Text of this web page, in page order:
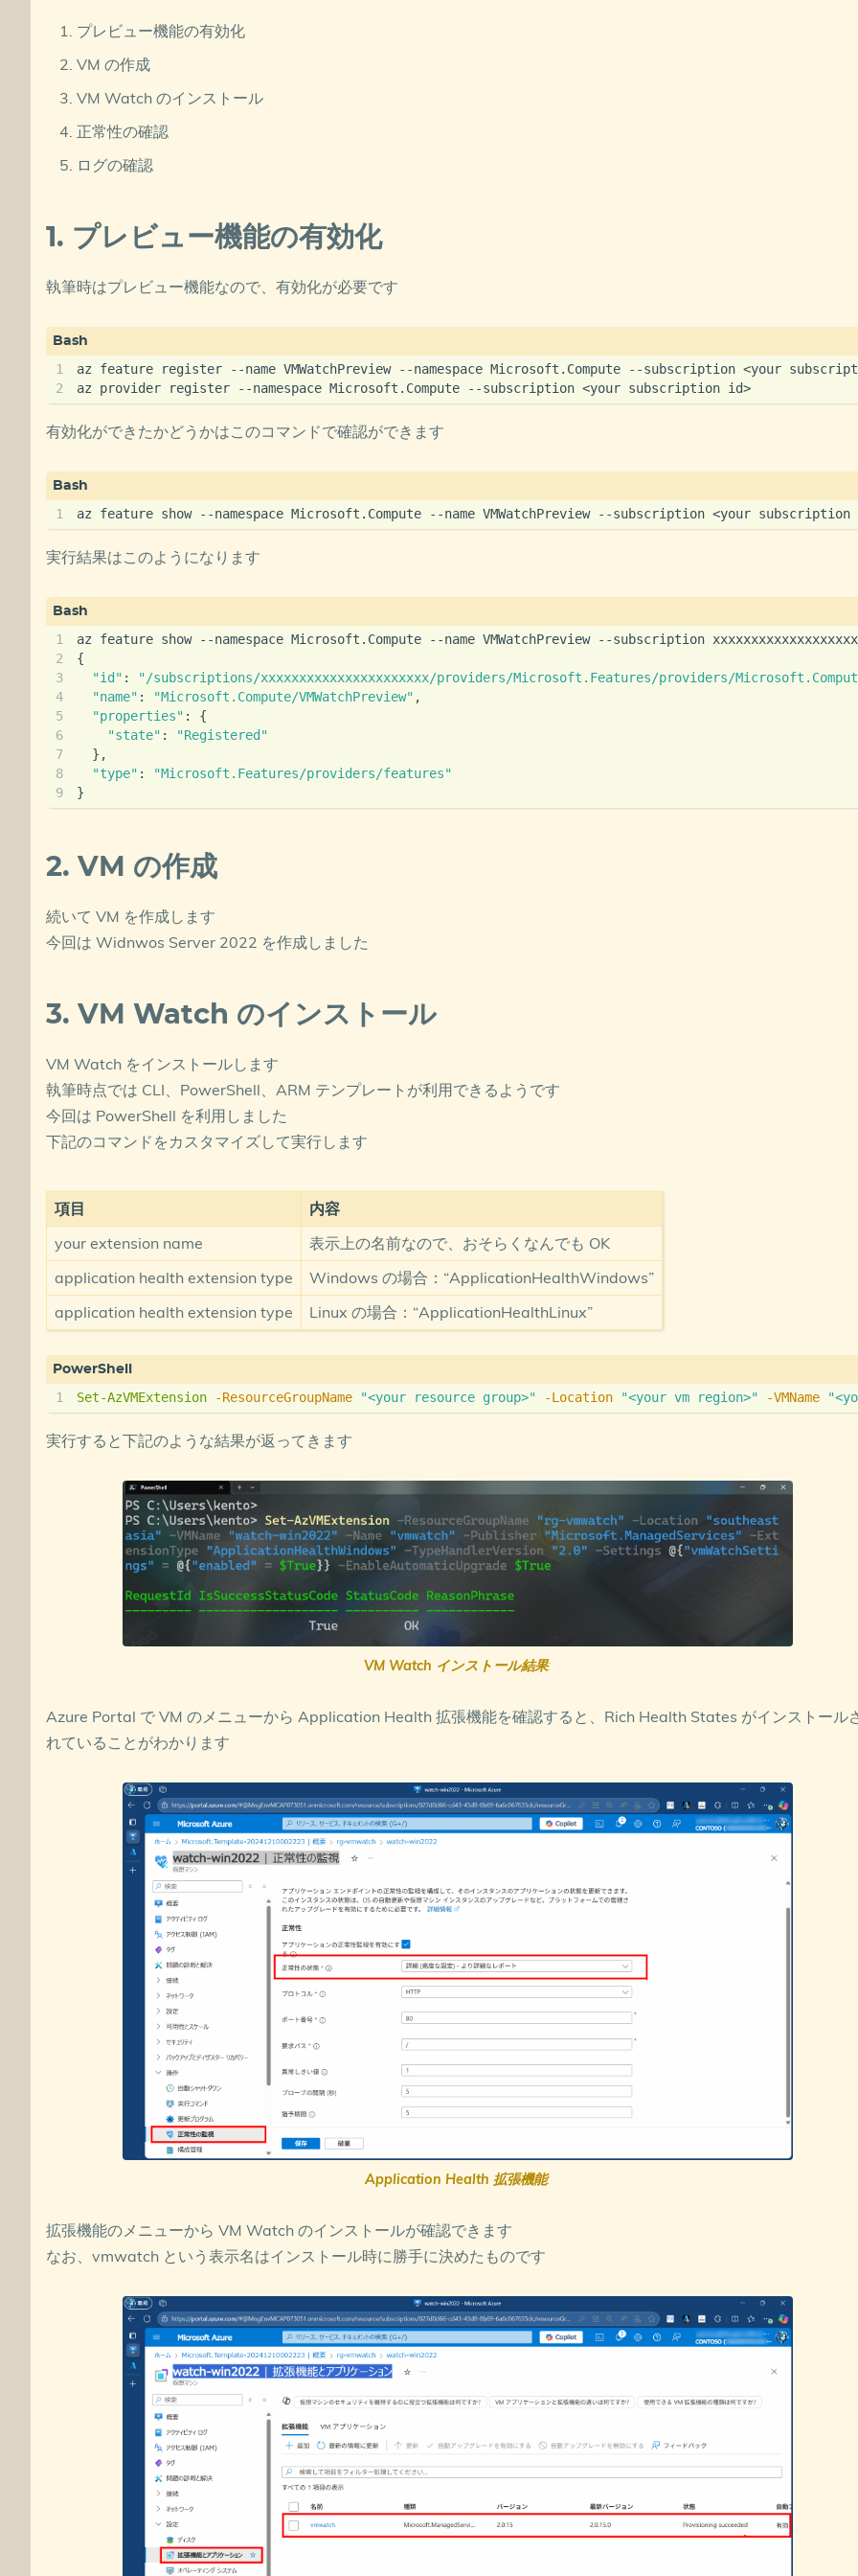
プレビュー機能の有効化
VM の作成
VM Watch のインストール
正常性の確認
ログの確認
1. プレビュー機能の有効化
執筆時はプレビュー機能なので、有効化が必要です
有効化ができたかどうかはこのコマンドで確認ができます
実行結果はこのようになります
4
6
7
8
9
{
"id" : "/subscriptions/xxxxxxxxxxxxxxxxxxxxxx/providers/Microsoft.Features/providers/
"name" : "Microsoft.Compute/VMWatchPreview"
"properties" : {
"state" :
"Registered"
}
"type" :
"Microsoft.Features/providers/features"
}
2. VM の作成
続いて VM を作成します
今回は Widnwos Server 2022 を作成しました
3. VM Watch のインストール
VM Watch をインストールします
執筆時点では CLI、PowerShell、ARM テンプレートが利用できるようです
今回は PowerShell を利用しました
下記のコマンドをカスタマイズして実行します
項目
内容
your extension name
表示上の名前なので、おそらくなんでも OK
application health extension type
Windows の場合：“ApplicationHealthWindows”
application health extension type
Linux の場合：“ApplicationHealthLinux”
Set-AzVMExtension -ResourceGroupName "<your resource group>" -Location "<your vm region>" -VMName
実行すると下記のような結果が返ってきます
VM Watch インストール結果:
Azure Portal で VM のメニューから Application Health 拡張機能を確認すると、Rich Health States がインストール
れていることがわかります
Application Health 拡張機能:
拡張機能のメニューから VM Watch のインストールが確認できます
なお、vmwatch という表示名はインストール時に勝手に決めたものです